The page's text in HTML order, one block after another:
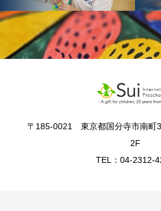
〒185-0021 東京都国分寺市南町
2F
TEL：04-2312-